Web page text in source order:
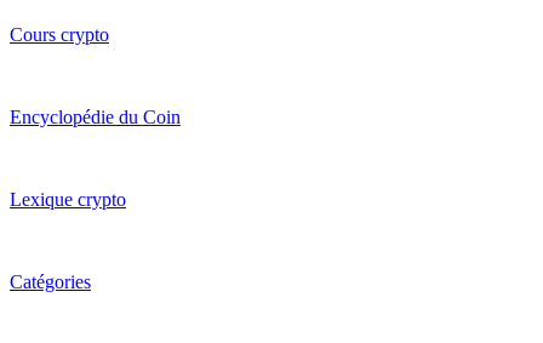
Cours crypto
Encyclopédie du Coin
Lexique crypto
Catégories